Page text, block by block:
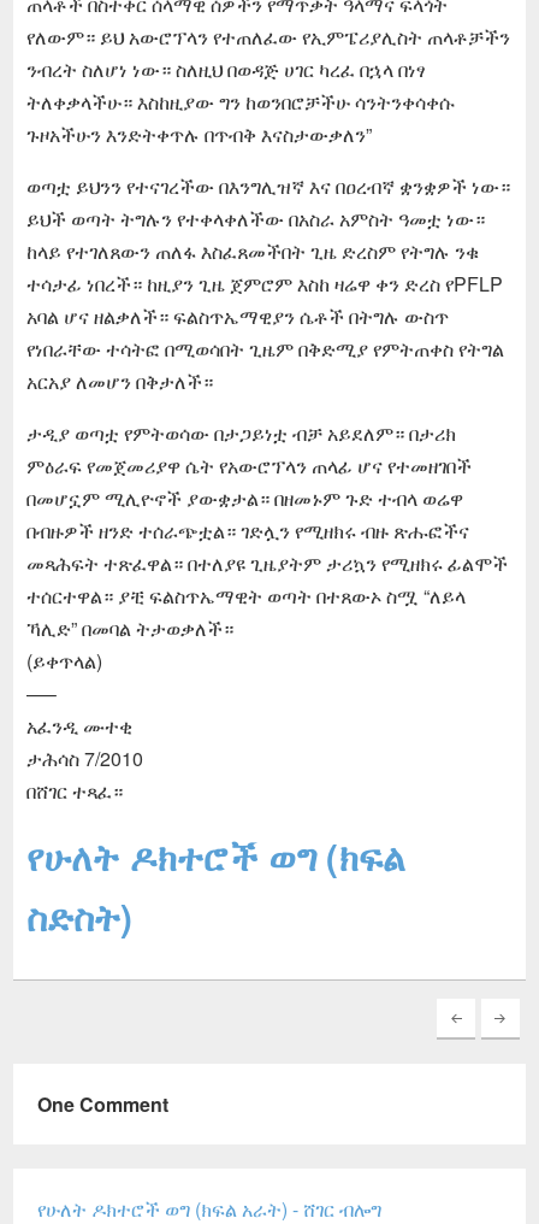
የለውም። ይህ አውሮፕላን የተጠለፈው የኢምፔሪያሊስት ጠላቶቻችን
ንብረት ስለሆነ ነው። ስለዚህ በወዳጅ ሀገር ካረፈ በኋላ በነፃ
ትለቀቃላችሁ። እስከዚያው ግን ከወንበሮቻችሁ ሳንትንቀሳቀሱ
ጉዞአችሁን እንድትቀጥሉ በጥብቅ እናስታውቃለን”
ወጣቷ ይህንን የተናገረችው በእንግሊዝኛ እና በዐረብኛ ቋንቋዎች ነው።
ይህች ወጣት ትግሉን የተቀላቀለችው በአስራ አምስት ዓመቷ ነው።
ከላይ የተገለጸውን ጠለፋ እስፈጸመችበት ጊዜ ድረስም የትግሉ ንቁ
ተሳታፊ ነበረች። ከዚያን ጊዜ ጀምሮም እስከ ዛሬዋ ቀን ድረስ የPFLP
አባል ሆና ዘልቃለች። ፍልስጥኤማዊያን ሴቶች በትግሉ ውስጥ
የነበራቸው ተሳትፎ በሚወሳበት ጊዜም በቅድሚያ የምትጠቀስ የትግል
አርአያ ለመሆን በቅታለች።
ታዲያ ወጣቷ የምትወሳው በታጋይነቷ ብቻ አይደለም። በታሪክ
ምዕራፍ የመጀመሪያዋ ሴት የአውሮፕላን ጠላፊ ሆና የተመዘገበች
በመሆኗም ሚሊዮኖች ያውቋታል። በዘመኑም ጉድ ተብላ ወሬዋ
በብዙዎች ዘንድ ተሰራጭቷል። ገድሏን የሚዘክሩ ብዙ ጽሑፎችና
መጻሕፍት ተጽፈዋል። በተለያዩ ጊዜያትም ታሪኳን የሚዘክሩ ፊልሞች
ተሰርተዋል። ያቺ ፍልስጥኤማዊት ወጣት በተጸውኦ ስሟ “ለይላ
ኻሊድ” በመባል ትታወቃለች።
(ይቀጥላል)
—–
አፈንዲ ሙተቂ
ታሕሳስ 7/2010
በሸገር ተጻፈ።
የሁለት ዶክተሮች ወግ (ክፍል
ስድስት)
One Comment
የሁለት ዶክተሮች ወግ (ክፍል አራት) - ሸገር ብሎግ